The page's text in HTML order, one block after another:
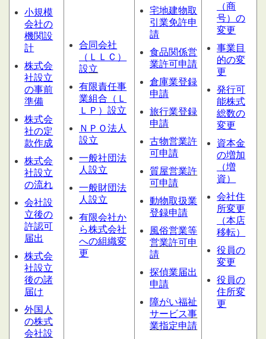
小規模
会社の
機関設
計
株式会
社設立
の事前
準備
株式会
社の定
款作成
株式会
社設立
の流れ
会社設
立後の
許認可
届出
株式会
社設立
後の諸
届け
外国人
の株式
会社設
合同会社
（ＬＬＣ）
設立
有限責任事
業組合（Ｌ
ＬＰ）設立
ＮＰＯ法人
設立
一般社団法
人設立
一般財団法
人設立
有限会社か
ら株式会社
への組織変
更
宅地建物取
引業免許申
請
食品関係営
業許可申請
倉庫業登録
申請
旅行業登録
申請
古物営業許
可申請
質屋営業許
可申請
動物取扱業
登録申請
風俗営業等
営業許可申
請
探偵業届出
申請
障がい福祉
サービス事
業指定申請
（商
号）の
変更
事業目
的の変
更
発行可
能株式
総数の
変更
資本金
の増加
（増
資）
会社住
所変更
（本店
移転）
役員の
変更
役員の
住所変
更